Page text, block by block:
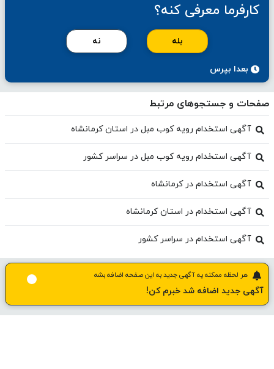
کارفرما معرفی کنه؟
بله نه
بعدا بپرس
صفحات و جستجوهای مرتبط
آگهی استخدام رویه کوب مبل در استان کرمانشاه
آگهی استخدام رویه کوب مبل در سراسر کشور
آگهی استخدام در کرمانشاه
آگهی استخدام در استان کرمانشاه
آگهی استخدام در سراسر کشور
هر لحظه ممکنه یه آگهی جدید به این صفحه اضافه بشه
آگهی جدید اضافه شد خبرم کن!